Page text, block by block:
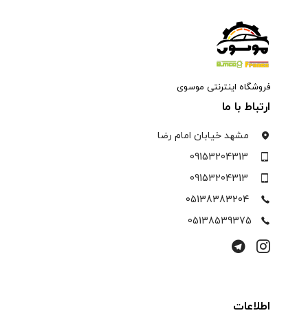
فروشگاه اینترنتی موسوی
ارتباط با ما
مشهد خیابان امام رضا
09153204313
09153204313
05138383204
05138539375
اطلاعات